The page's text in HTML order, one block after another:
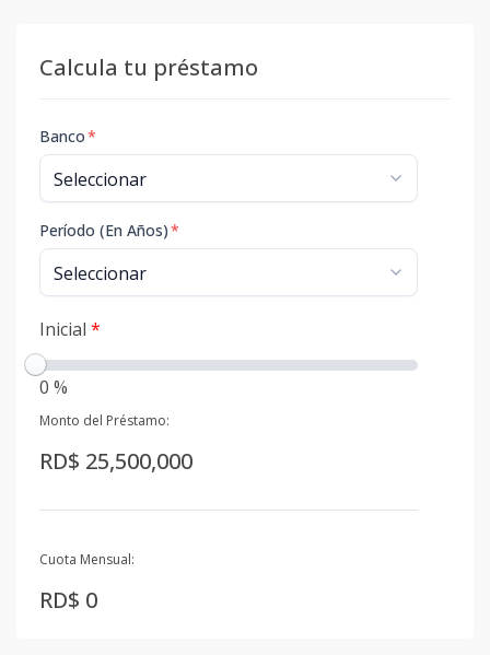
Calcula tu préstamo
Banco*
Período (En Años)*
Inicial *
0 %
Monto del Préstamo:
RD$ 25,500,000
Cuota Mensual:
RD$ 0